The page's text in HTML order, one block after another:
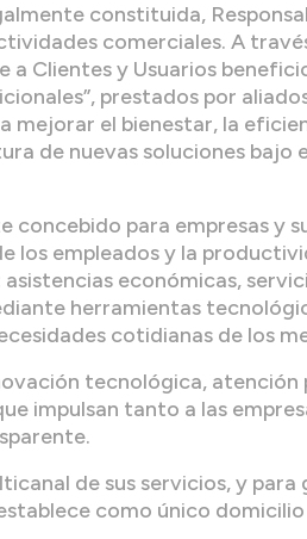
constituida,
comerciales. A
Clientes y Usuarios
prestados por
mejorar el bienestar, la
de nuevas soluciones bajo
concebido para empresas y
los empleados y la
económicas,
herramientas
cotidianas de los
tecnológica,
impulsan tanto a las
de sus servicios, y
como único